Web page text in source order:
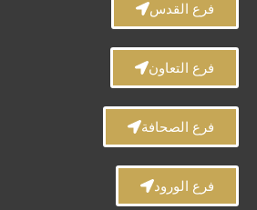
فرع القدس
فرع التعاون
فرع الصحافة
فرع الورود